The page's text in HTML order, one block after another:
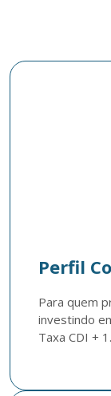
Perfil
Para quem
investindo
Taxa CDI +